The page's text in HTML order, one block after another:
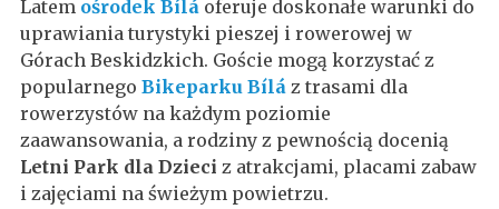
Latem ośrodek Bílá oferuje doskonałe warunki do
uprawiania turystyki pieszej i rowerowej w
Górach Beskidzkich. Goście mogą korzystać z
popularnego Bikeparku Bílá z trasami dla
rowerzystów na każdym poziomie
zaawansowania, a rodziny z pewnością docenią
Letni Park dla Dzieci z atrakcjami, placami zabaw
i zajęciami na świeżym powietrzu.